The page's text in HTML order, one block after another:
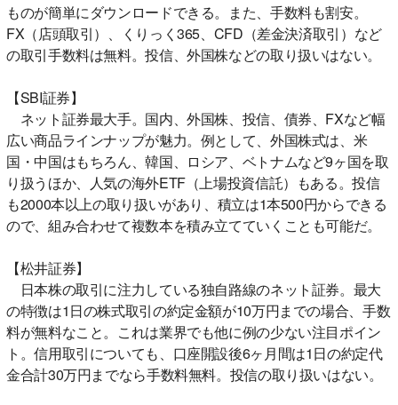
ものが簡単にダウンロードできる。また、手数料も割安。
FX（店頭取引）、くりっく365、CFD（差金決済取引）など
の取引手数料は無料。投信、外国株などの取り扱いはない。
【SBI証券】
ネット証券最大手。国内、外国株、投信、債券、FXなど幅
広い商品ラインナップが魅力。例として、外国株式は、米
国・中国はもちろん、韓国、ロシア、ベトナムなど9ヶ国を取
り扱うほか、人気の海外ETF（上場投資信託）もある。投信
も2000本以上の取り扱いがあり、積立は1本500円からできる
ので、組み合わせて複数本を積み立てていくことも可能だ。
【松井証券】
日本株の取引に注力している独自路線のネット証券。最大
の特徴は1日の株式取引の約定金額が10万円までの場合、手数
料が無料なこと。これは業界でも他に例の少ない注目ポイン
ト。信用取引についても、口座開設後6ヶ月間は1日の約定代
金合計30万円までなら手数料無料。投信の取り扱いはない。